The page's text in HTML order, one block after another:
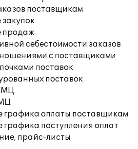
поставщикам
продаж
себестоимости заказов
с поставщиками
поставок
поставок
оплаты поставщикам
поступления оплат
прайс-листы